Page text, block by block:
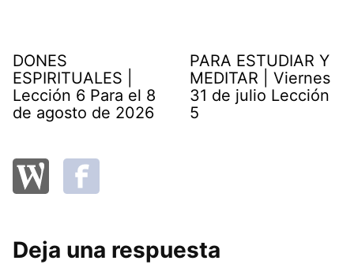
DONES
ESPIRITUALES |
Lección 6 Para el 8
de agosto de 2026
PARA ESTUDIAR Y
MEDITAR | Viernes
31 de julio Lección
5
Deja una respuesta